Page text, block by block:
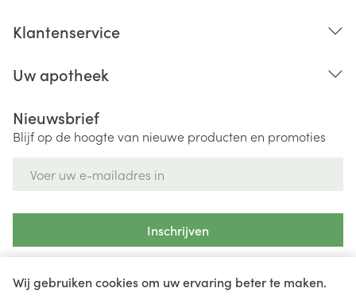
Wij gebruiken cookies om uw ervaring beter te maken.
Klantenservice
Uw apotheek
Nieuwsbrief
Blijf op de hoogte van nieuwe producten en promoties
Inschrijven
nieuwsbrief en gaat u akkoord met onzeprivacy policy.